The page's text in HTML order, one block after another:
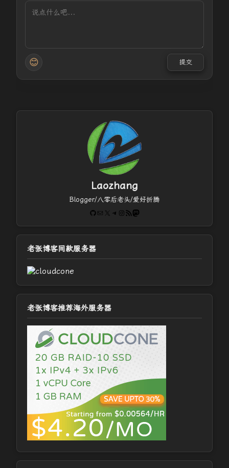
😊 提交
Laozhang
Blogger/八零后老头/爱好折腾
GitHub
电子邮件 X Telegram
Instagram
RSS FeedMastodon
老张博客同款服务器
老张博客推荐海外服务器